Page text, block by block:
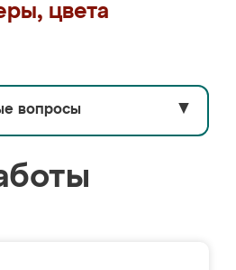
цвета
вопросы ▼